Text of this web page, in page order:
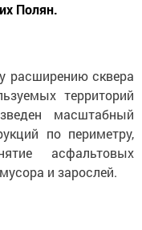
Полян.
расширению сквера
территорий
масштабный
по периметру,
асфальтовых
и зарослей.